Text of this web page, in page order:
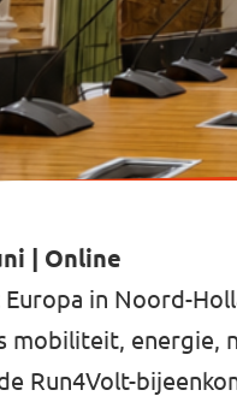
| Online
in Noord-
mobiliteit, energie,
Run4Volt-